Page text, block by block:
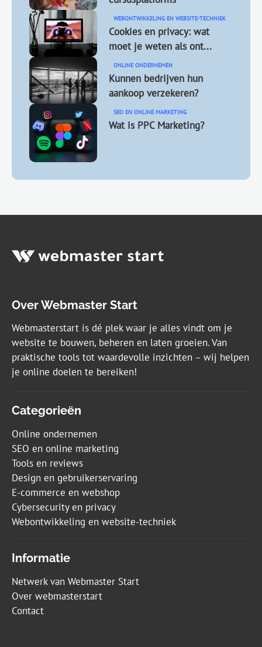
WEBONTWIKKELING EN WEBSITE-TECHNIEK
Cookies en privacy: wat
moet je weten als ont...
ONLINE ONDERNEMEN
Kunnen bedrijven hun
aankoop verzekeren?
SEO EN ONLINE MARKETING
Wat is PPC Marketing?
Over Webmaster Start
Webmasterstart is dé plek waar je alles vindt om je
website te bouwen, beheren en laten groeien. Van
praktische tools tot waardevolle inzichten – wij helpen
je online doelen te bereiken!
Categorieën
Online ondernemen
SEO en online marketing
Tools en reviews
Design en gebruikerservaring
E-commerce en webshop
Cybersecurity en privacy
Webontwikkeling en website-techniek
Informatie
Netwerk van Webmaster Start
Over webmasterstart
Contact